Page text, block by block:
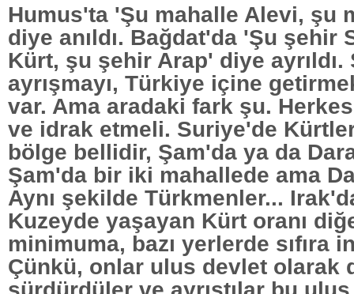
Humus'ta 'Şu mahalle Alevi, şu
diye anıldı. Bağdat'da 'Şu şehir
Kürt, şu şehir Arap' diye ayrıldı.
ayrışmayı, Türkiye içine
var. Ama aradaki fark şu.
ve idrak etmeli. Suriye'de
bölge bellidir, Şam'da ya da
Şam'da bir iki mahallede ama
Aynı şekilde Türkmenler...
Kuzeyde yaşayan Kürt oranı
minimuma, bazı yerlerde sıfıra
Çünkü, onlar ulus devlet olarak